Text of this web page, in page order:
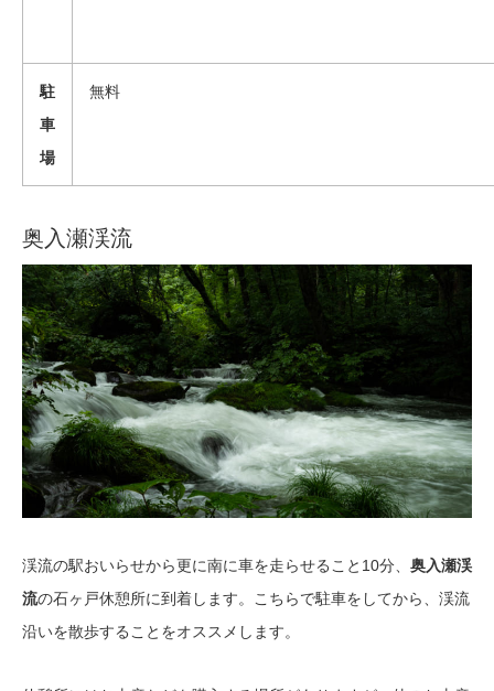
駐
車
場
無料
奥入瀬渓流
渓流の駅おいらせから更に南に車を走らせること10分、 奥入瀬渓
流の石ヶ戸休憩所に到着します。こちらで駐車をしてから、渓流
沿いを散歩することをオススメします。